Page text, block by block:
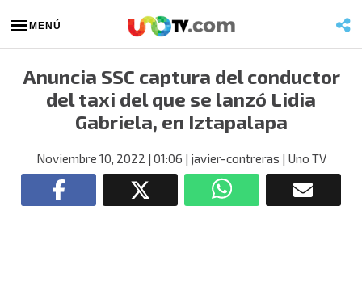
MENÚ
Anuncia SSC captura del conductor
del taxi del que se lanzó Lidia
Gabriela, en Iztapalapa
Noviembre 10, 2022 | 01:06 | javier-contreras | Uno TV